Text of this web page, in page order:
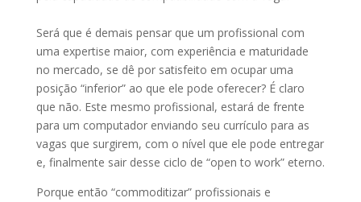
Será que é demais pensar que um profissional com
uma expertise maior, com experiência e maturidade
no mercado, se dê por satisfeito em ocupar uma
posição “inferior” ao que ele pode oferecer? É claro
que não. Este mesmo profissional, estará de frente
para um computador enviando seu currículo para as
vagas que surgirem, com o nível que ele pode entregar
e, finalmente sair desse ciclo de “open to work” eterno.
Porque então “commoditizar” profissionais e